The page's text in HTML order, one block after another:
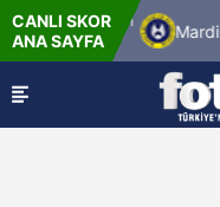
CANLI SKOR
ANA SAYFAMardin 1969 Spor